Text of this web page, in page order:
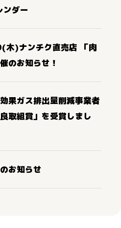
ダー
)ナンチク直売店 「肉
のお知らせ！
果ガス排出量削減事業者
取組賞」を受賞しまし
お知らせ